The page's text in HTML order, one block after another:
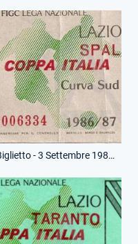
Biglietto - 3 Settembre 1986 - Coppa Italia - Lazio-Spal